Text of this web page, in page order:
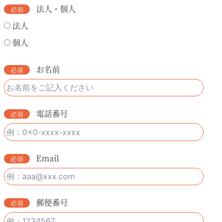
法人・個人
法人
個人
お名前
電話番号
Email
郵便番号